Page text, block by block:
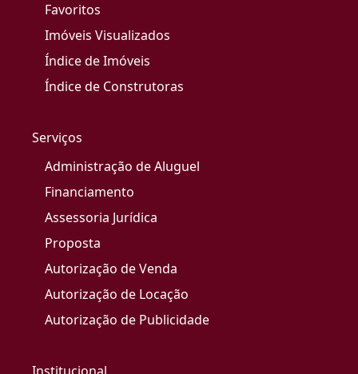
Favoritos
Imóveis Visualizados
Índice de Imóveis
Índice de Construtoras
Serviços
Administração de Aluguel
Financiamento
Assessoria Jurídica
Proposta
Autorização de Venda
Autorização de Locação
Autorização de Publicidade